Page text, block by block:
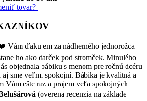
tovar?
Vám ďakujem za nádherného jednorožca
ho ako darček pod stromček. Minulého
objednala bábiku s menom pre ročnú dcéru
aj sme veľmi spokojní. Bábika je kvalitná a
Vám ešte raz a prajem veľa spokojných
(overená recenzia na základe